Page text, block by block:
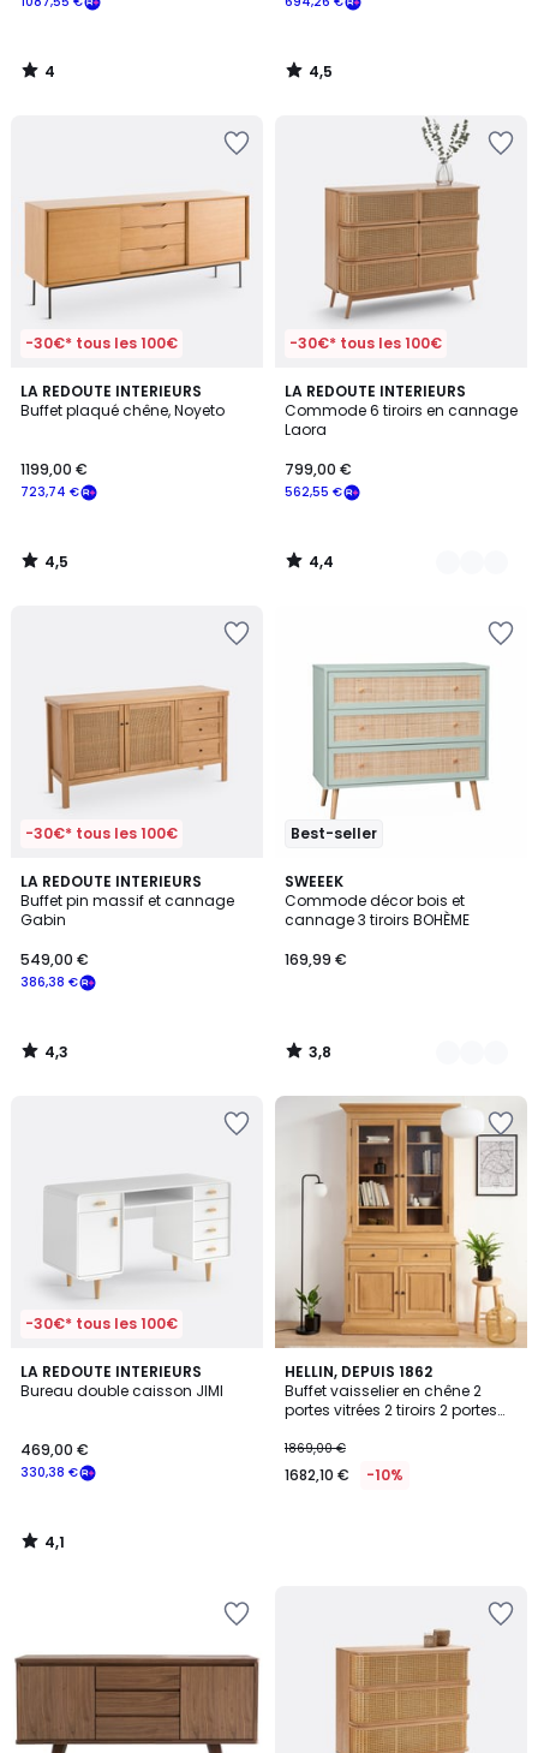
4
/
4,5
/
-30€* tous les 100€
LA REDOUTE INTERIEURS
Buffet plaqué chêne, Noyeto
723,74 €
1199,00 €
4,5
/ 5
4,5
/
-30€* tous les 100€
LA REDOUTE INTERIEURS
Commode 6 tiroirs en cannage
Laora
562,55 €
799,00 €
4,4
/ 5
2
Couleurs
4,4
/
-30€* tous les 100€
LA REDOUTE INTERIEURS
Buffet pin massif et cannage
Gabin
386,38 €
549,00 €
4,3
/ 5
4,3
/
Best-seller
SWEEEK
Commode décor bois et
cannage 3 tiroirs BOHÈME
169,99 €
3,8
/ 5
3
Couleurs
3,8
/
-30€* tous les 100€
LA REDOUTE INTERIEURS
Bureau double caisson JIMI
330,38 €
469,00 €
4,1
/ 5
4,1
/
HELLIN, DEPUIS 1862
Buffet vaisselier en chêne 2
portes vitrées 2 tiroirs 2 portes
1869,00 €
1682,10 € -10%